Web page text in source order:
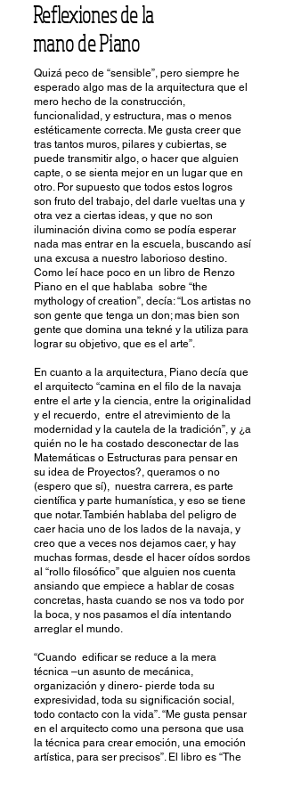
Reflexiones de la
mano de Piano
Quizá peco de “sensible”, pero siempre he
esperado algo mas de la arquitectura que el
mero hecho de la construcción,
funcionalidad, y estructura, mas o menos
estéticamente correcta. Me gusta creer que
tras tantos muros, pilares y cubiertas, se
puede transmitir algo, o hacer que alguien
capte, o se sienta mejor en un lugar que en
otro. Por supuesto que todos estos logros
son fruto del trabajo, del darle vueltas una y
otra vez a ciertas ideas, y que no son
iluminación divina como se podía esperar
nada mas entrar en la escuela, buscando así
una excusa a nuestro laborioso destino.
Como leí hace poco en un libro de Renzo
Piano en el que hablaba sobre “the
mythology of creation”, decía: “Los artistas no
son gente que tenga un don; mas bien son
gente que domina una tekné y la utiliza para
lograr su objetivo, que es el arte”.
En cuanto a la arquitectura, Piano decía que
el arquitecto “camina en el filo de la navaja
entre el arte y la ciencia, entre la originalidad
y el recuerdo, entre el atrevimiento de la
modernidad y la cautela de la tradición”, y ¿a
quién no le ha costado desconectar de las
Matemáticas o Estructuras para pensar en
su idea de Proyectos?, queramos o no
(espero que sí), nuestra carrera, es parte
científica y parte humanística, y eso se tiene
que notar. También hablaba del peligro de
caer hacia uno de los lados de la navaja, y
creo que a veces nos dejamos caer, y hay
muchas formas, desde el hacer oídos sordos
al “rollo filosófico” que alguien nos cuenta
ansiando que empiece a hablar de cosas
concretas, hasta cuando se nos va todo por
la boca, y nos pasamos el día intentando
arreglar el mundo.
“Cuando edificar se reduce a la mera
técnica –un asunto de mecánica,
organización y dinero- pierde toda su
expresividad, toda su significación social,
todo contacto con la vida”. “Me gusta pensar
en el arquitecto como una persona que usa
la técnica para crear emoción, una emoción
artística, para ser precisos”. El libro es “The